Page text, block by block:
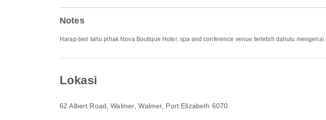
Notes
Harap beri tahu pihak Nova Boutique Hotel, spa and conference venue terlebih dahulu
Lokasi
62 Albert Road, Walmer , Walmer, Port Elizabeth 6070